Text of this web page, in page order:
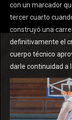
con un marcador
tercer cuarto
construyó una
definitivamente el
cuerpo técnico
darle continuidad a